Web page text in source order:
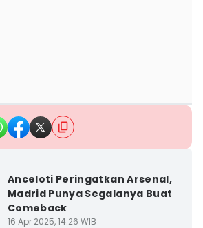
Anceloti Peringatkan Arsenal,
Madrid Punya Segalanya Buat
Comeback
16 Apr 2025, 14:26 WIB